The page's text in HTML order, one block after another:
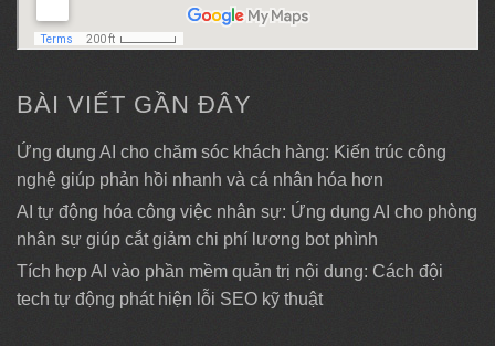
BÀI VIẾT GẦN ĐÂY
Ứng dụng AI cho chăm sóc khách hàng: Kiến trúc công
nghệ giúp phản hồi nhanh và cá nhân hóa hơn
AI tự động hóa công việc nhân sự: Ứng dụng AI cho phòng
nhân sự giúp cắt giảm chi phí lương bot phình
Tích hợp AI vào phần mềm quản trị nội dung: Cách đội
tech tự động phát hiện lỗi SEO kỹ thuật